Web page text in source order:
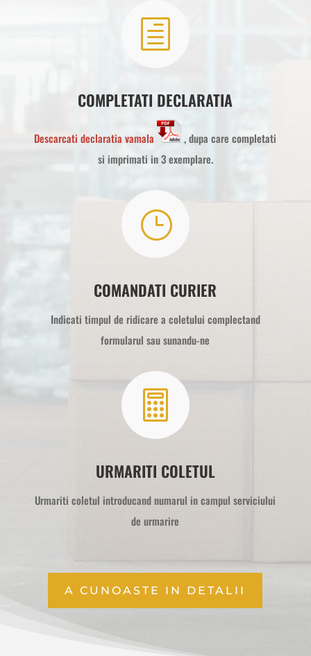
h
COMPLETATI DECLARATIA
Descarcati declaratia vamala
, dupa care completati
si imprimati in 3 exemplare.
}
COMANDATI CURIER
Indicati timpul de ridicare a coletului complectand
formularul sau sunandu-ne

URMARITI COLETUL
Urmariti coletul introducand numarul in campul serviciului
de urmarire
A CUNOASTE IN DETALII